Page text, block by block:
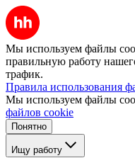
Мы используем файлы
правильную работу
трафик.
Правила использования
Мы используем файлы
файлов cookie
Понятно
Ищу работу